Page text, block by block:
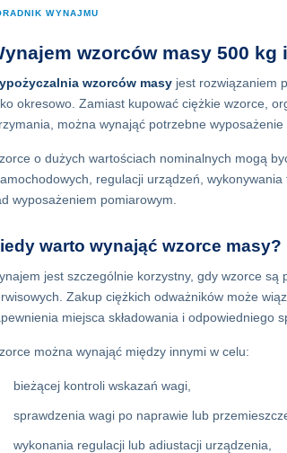
WYNAJMU
wzorców masy 500 kg
wzorców masy jest rozwiązaniem
okresowo. Zamiast kupować ciężkie wzorce,
można wynająć potrzebne
o dużych wartościach nominalnych mogą
regulacji urządzeń,
wyposażeniem pomiarowym.
warto wynająć wzorce masy?
jest szczególnie korzystny, gdy wzorce
Zakup ciężkich odważników może
miejsca składowania i odpowiedniego
można wynająć między innymi w celu:
bieżącej kontroli wskazań wagi,
sprawdzenia wagi po naprawie lub
wykonania regulacji lub adiustacji urządzenia,